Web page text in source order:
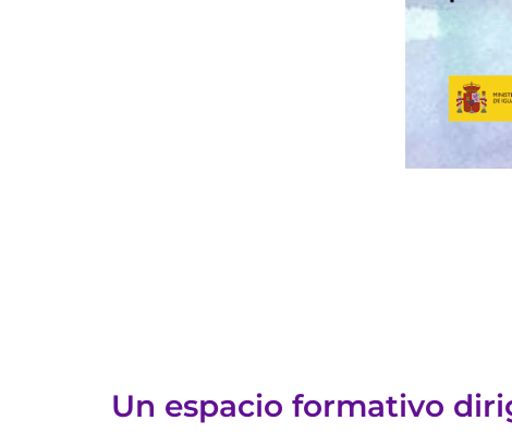
Un espacio formativo